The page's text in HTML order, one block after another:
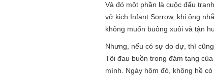
Và đó một phần là cuộc đấu
vở kịch Infant Sorrow, khi ông
không muốn buông xuôi và tận
Nhưng, nếu có sự do dự, thì
Tôi đau buồn trong đám tang
mình. Ngày hôm đó, không hề